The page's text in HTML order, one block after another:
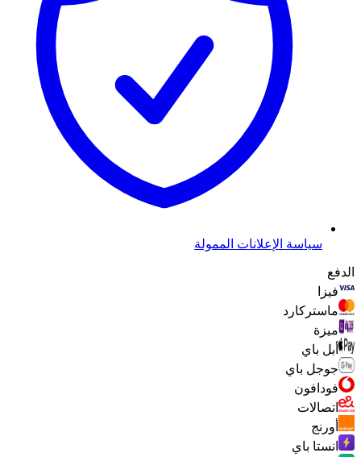
سياسة الإعلانات الممولة
الدفع
فيزا
ماستركارد
ميزة
أبل باي
جوجل باي
فودافون
اتصالات
أورنج
انستا باي